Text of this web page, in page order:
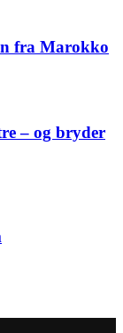
fra Marokko
– og bryder